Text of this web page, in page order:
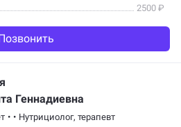
пока не пересмотрела свадебные
2500 ₽
Геннадиевна
• • Нутрициолог, терапевт